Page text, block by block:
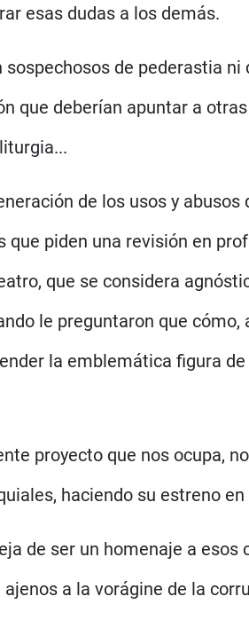
esas dudas a los demás.
de pederastia
que deberían apuntar a
de los usos y
que piden una revisión en
que se considera
le preguntaron que
la emblemática figura
proyecto que nos ocupa,
haciendo su estreno
de ser un homenaje a
a la vorágine de la